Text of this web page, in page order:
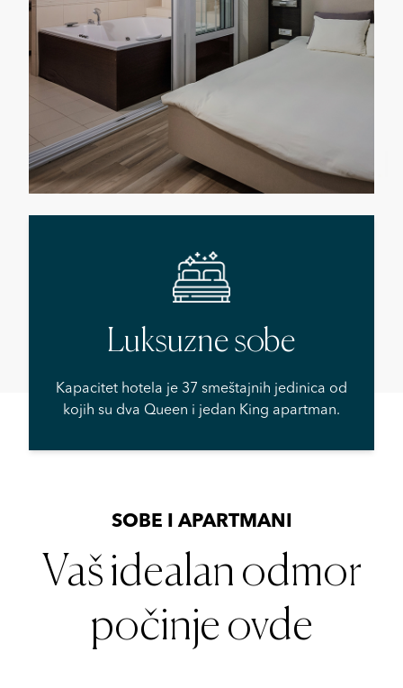
Luksuzne sobe
Kapacitet hotela je 37 smeštajnih jedinica od
kojih su dva Queen i jedan King apartman.
SOBE I APARTMANI
Vaš idealan odmor
počinje ovde